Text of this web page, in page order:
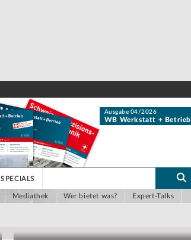
Ausgabe 04/2026
WB Werkstatt + Betrieb
SPECIALS
Mediathek Wer bietet was? Expert-Talks